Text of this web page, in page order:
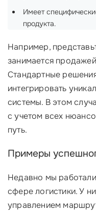
Имеет
продукта.
Например,
занимается
Стандартные
интегрировать
системы. В этом
с учетом всех
путь.
Примеры
Недавно мы
сфере логистики. У
управлением